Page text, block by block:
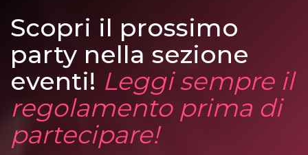
Scopri il prossimo
party nella sezione
eventi! Leggi sempre il
regolamento prima di
partecipare!